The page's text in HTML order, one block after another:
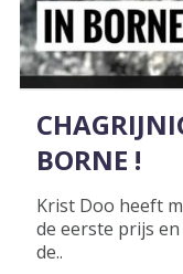
BORNE !
Krist Doo heeft
de eerste prijs
de..